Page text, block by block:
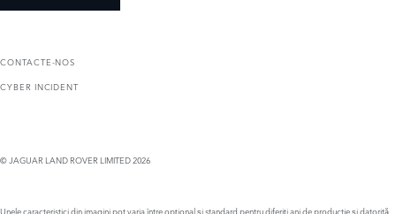
CONTACTE-NOS
CYBER INCIDENT
© JAGUAR LAND ROVER LIMITED 2026
Unele caracteristici din imagini pot varia între opțional și standard pentru diferiți ani de productie și datorită